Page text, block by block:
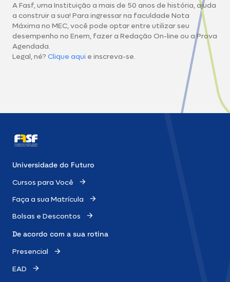
A Fasf, uma Instituição a mais de 50 anos de história, ajuda
a construir a sua! Para ingressar na faculdade Nota
Máxima no MEC, você pode optar entre utilizar seu
desempenho no Enem, fazer a Redação On-line ou a Prova
Agendada.
Legal, né? Clique aqui e inscreva-se.
Universidade do Futuro
Cursos para Você
Faça a sua Matrícula
Bolsas e Descontos
De acordo com a sua rotina
Presencial
EAD